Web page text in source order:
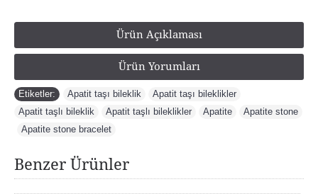
Ürün Açıklaması
Ürün Yorumları
Etiketler: Apatit taşı bileklik Apatit taşı bileklikler
Apatit taşlı bileklik
Apatit taşlı bileklikler Apatite
Apatite stone
Apatite stone bracelet
Benzer Ürünler